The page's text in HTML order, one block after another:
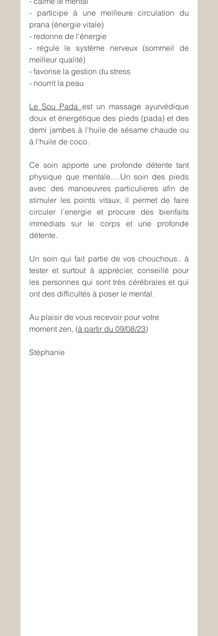
- participe à une meilleure circulation du
prana (énergie vitale)
- redonne de l'énergie
- régule le système nerveux (sommeil de
meilleur qualité)
- favorise la gestion du stress
- nourrit la peau
Le Sou Pada est un massage ayurvédique
doux et énergétique des pieds (pada) et des
demi jambes à l'huile de sésame chaude ou
à l'huile de coco.
Ce soin apporte une profonde détente tant
physique que mentale.…Un soin des pieds
avec des manoeuvres particulieres afin de
stimuler les points vitaux, il permet de faire
circuler l’energie et procure des bienfaits
immediats sur le corps et une profonde
détente.
Un soin qui fait partie de vos chouchous.. à
tester et surtout à apprécier, conseillé pour
les personnes qui sont très cérébrales et qui
ont des difficultés à poser le mental.
Au plaisir de vous recevoir pour votre
moment zen, (à partir du 09/08/23)
Stéphanie